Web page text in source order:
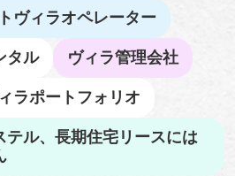
ヴィラオペレーター
タル
ヴィラ管理会社
ラポートフォリオ
テル、長期住宅リースには